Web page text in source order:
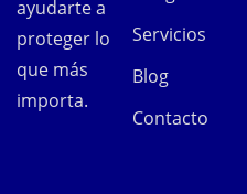
ayudarte a
proteger lo
que más
importa.
Servicios
Blog
Contacto